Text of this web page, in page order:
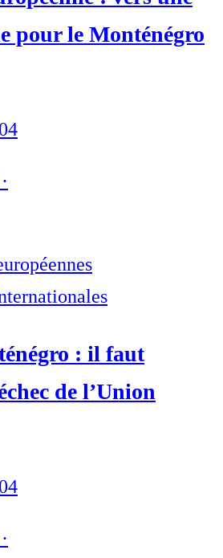
pour le Monténégro
·
: il faut
de l’Union
·